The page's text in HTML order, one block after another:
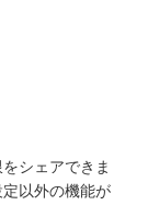
シェアできま
以外の機能が